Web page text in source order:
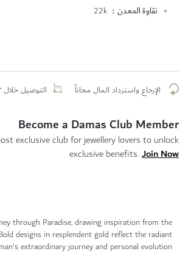
نقاوة المعدن
22k
الإرجاع واسترداد المال مجاناً التوصيل خلال ٣ أيام عمل
Become a Damas Club Member
exclusive club for jewellery lovers to unlock
exclusive benefits. Join Now
through Paradise, drawing inspiration from the
designs in resplendent gold reflect the radiant
extraordinary journey and personal evolution.